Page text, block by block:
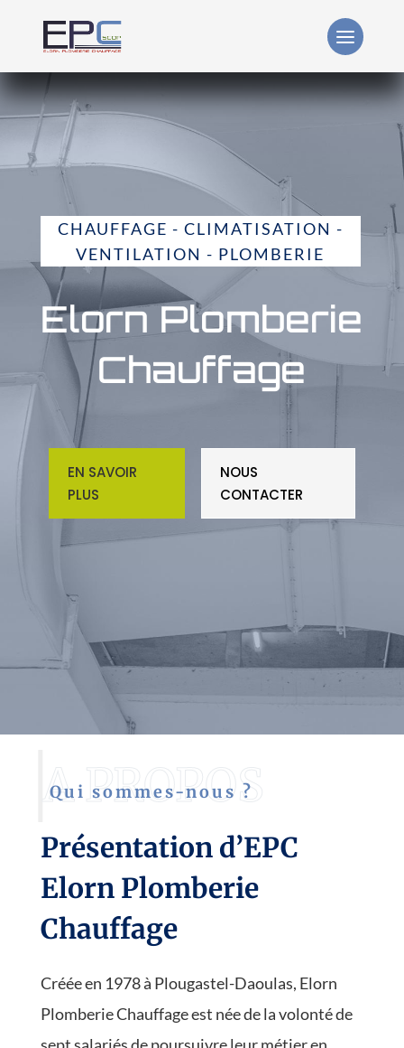
CHAUFFAGE - CLIMATISATION -
VENTILATION - PLOMBERIE
Elorn Plomberie
Chauffage
EN SAVOIR
PLUS
NOUS
CONTACTER
Qui sommes-nous ?
Présentation d’EPC
Elorn Plomberie
Chauffage
Créée en 1978 à Plougastel-Daoulas, Elorn
Plomberie Chauffage est née de la volonté de